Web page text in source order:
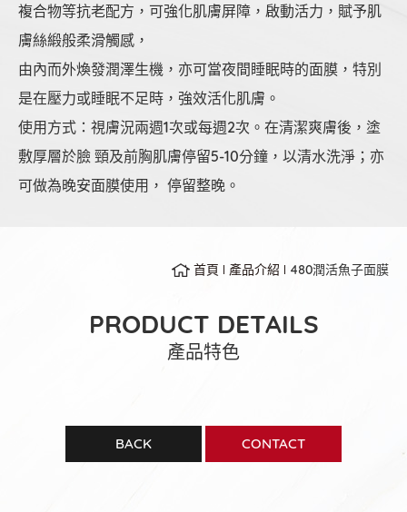
複合物等抗老配方，可強化肌膚屏障，啟動活力，賦予肌
膚絲緞般柔滑觸感，
由內而外煥發潤澤生機，亦可當夜間睡眠時的面膜，特別
是在壓力或睡眠不足時，強效活化肌膚。
使用方式：視膚況兩週1次或每週2次。在清潔爽膚後，塗
敷厚層於臉 頸及前胸肌膚停留5-10分鐘，以清水洗淨；亦
可做為晚安面膜使用， 停留整晚。
首頁 產品介紹 480潤活魚子面膜
PRODUCT DETAILS
產品特色
BACK CONTACT